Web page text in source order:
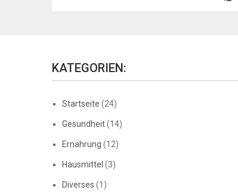
KATEGORIEN:
Startseite (24)
Gesundheit(14)
Ernährung (12)
Hausmittel (3)
Diverses (1)